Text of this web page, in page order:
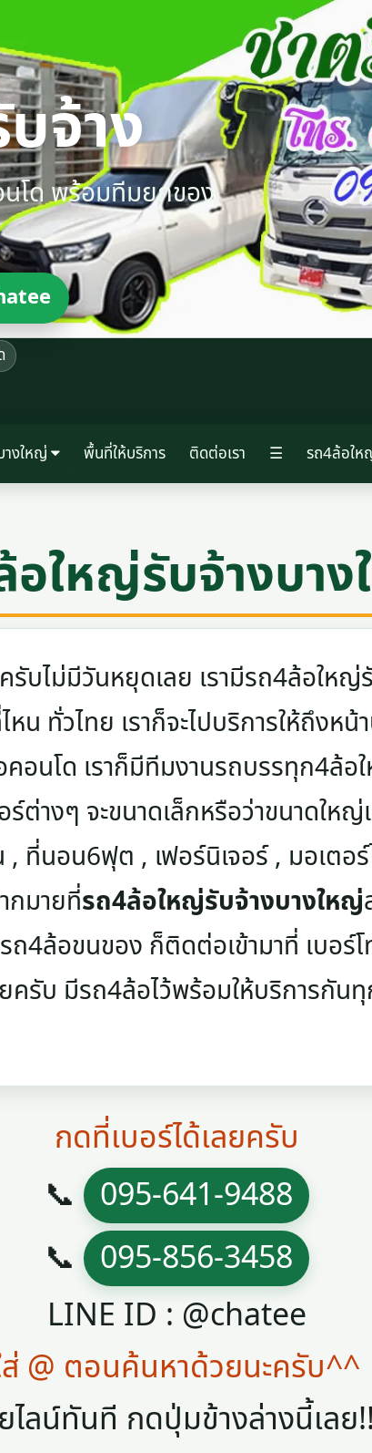
จ้าง
โด พร้อมทีมยกของ
งใหญ่ พื้นที่ให้บริการ ติดต่อเรา ☰ รถ4ล้อให
อใหญ่รับจ้างบา
ไม่มีวันหยุดเลย เรามีรถ4ล้อใหญ่
น ทั่วไทย เราก็จะไปบริการให้ถึงหน้
อนโด เราก็มีทีมงานรถบรรทุก4ล้อ
ต่างๆ จะขนาดเล็กหรือว่าขนาดใหญ่
, ที่นอน6ฟุต , เฟอร์นิเจอร์ , มอเตอ
กมายที่รถ4ล้อใหญ่รับจ้างบางใหญ่
ถ4ล้อขนของ ก็ติดต่อเข้ามาที่ เบอ
ยครับ มีรถ4ล้อไว้พร้อมให้บริการกัน
กดที่เบอร์ได้เลยครับ
📞
095-641-9488
📞
095-856-3458
LINE ID : @chatee
ส่ @ ตอนค้นหาด้วยนะครับ^^
ไลน์ทันที กดปุ่มข้างล่างนี้เลย